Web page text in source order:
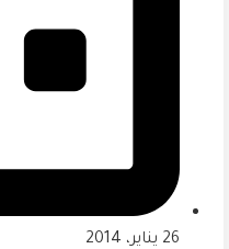
26 يناير، 2014